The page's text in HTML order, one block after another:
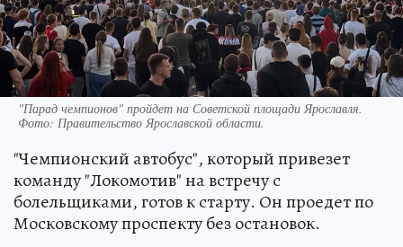
"Парад чемпионов" пройдет на Советской площади Ярославля.
Фото: Правительство Ярославской области.
"Чемпионский автобус", который привезет
команду "Локомотив" на встречу с
болельщиками, готов к старту. Он проедет по
Московскому проспекту без остановок.